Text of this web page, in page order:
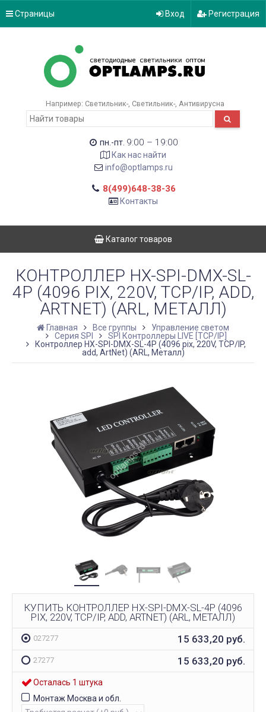
Страницы Вход Регистрация
Например: Светильник- Светильник- Антивирусна
пн.-пт. 9:00 – 19:00
Как нас найти
info@optlamps.ru
8(499)648-38-36
Контакты
Каталог товаров
КОНТРОЛЛЕР HX-SPI-DMX-SL-
4P (4096 PIX, 220V, TCP/IP, ADD,
ARTNET) (ARL, МЕТАЛЛ)
Главная Все группы
Управление светом
Серия SPI
SPI Контроллеры LIVE [TCP/IP]
Контроллер HX-SPI-DMX-SL-4P (4096 pix, 220V, TCP/IP,
add, ArtNet) (ARL, Металл)
КУПИТЬ КОНТРОЛЛЕР HX-SPI-DMX-SL-4P (4096
PIX, 220V, TCP/IP, ADD, ARTNET) (ARL, МЕТАЛЛ)
027277 15 633,20 руб.
27277 15 633,20 руб.
Осталась 1 штука
Монтаж Москва и обл.